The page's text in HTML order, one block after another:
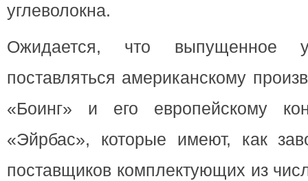
углеволокна.
Ожидается, что выпущенное
поставляться американскому
«Боинг» и его европейскому
«Эйрбас», которые имеют, как
поставщиков комплектующих из